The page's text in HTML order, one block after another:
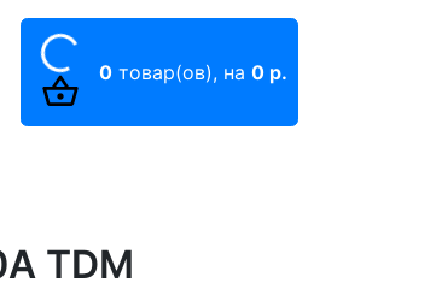
0 товар(ов), на 0 р.
TDM